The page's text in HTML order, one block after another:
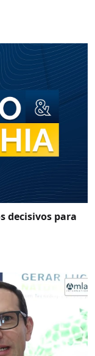
decisivos para